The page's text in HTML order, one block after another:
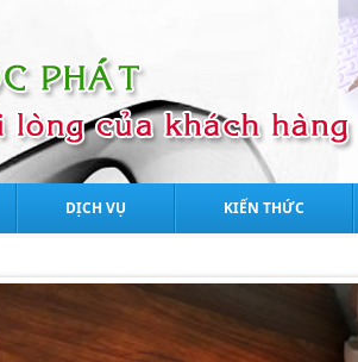
DỊCH VỤ KIẾN THỨC